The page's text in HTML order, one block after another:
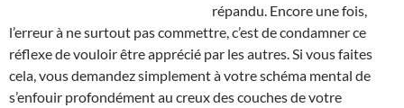
répandu. Encore une fois,
l’erreur à ne surtout pas commettre, c’est de condamner ce
réflexe de vouloir être apprécié par les autres. Si vous faites
cela, vous demandez simplement à votre schéma mental de
s’enfouir profondément au creux des couches de votre